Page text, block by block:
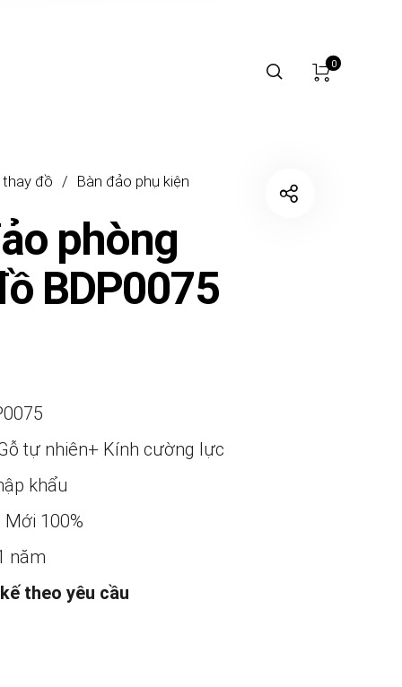
0
đồ / Bàn đảo phụ kiện
phòng
BDP0075
tự nhiên+ Kính cường lực
khẩu
Mới 100%
năm
theo yêu cầu